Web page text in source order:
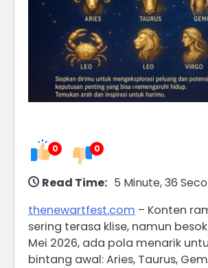
0 0
Read Time: 5 Minute, 36
thenewartfest.com – Konten
sering terasa klise, namun besok
Mei 2026, ada pola menarik
bintang awal: Aries, Taurus,